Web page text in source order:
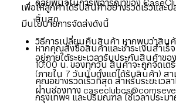
ดุลยพินิจในการพิจารณาของ
สิ้นสุด
วิธีการเปลี่ยนคืนสินค้า หากพบว่าสิน
อยู่ภายใต้ระยะเวลารับประกันสินค้าขอ
(ภายใน 7 วันนับตั้งแต่ได้รับสินค้า) สา
ผ่านช่องทาง
เพื่อให้ลูกค้าได้รับสินค้าอย่างรวดเร็วและ
มีนโยบายการจัดส่งดังนี้
หากคุณสั่งซื้อสินค้าและชำระเงินสำเร็จ
10:00 น. ของทุกวัน สินค้าจะถูกจัดเต
คุณอย่างรวดเร็วที่สุด สำหรับระยะเว
กรุงเทพฯ และปริมณฑล ใช้เวลาประม